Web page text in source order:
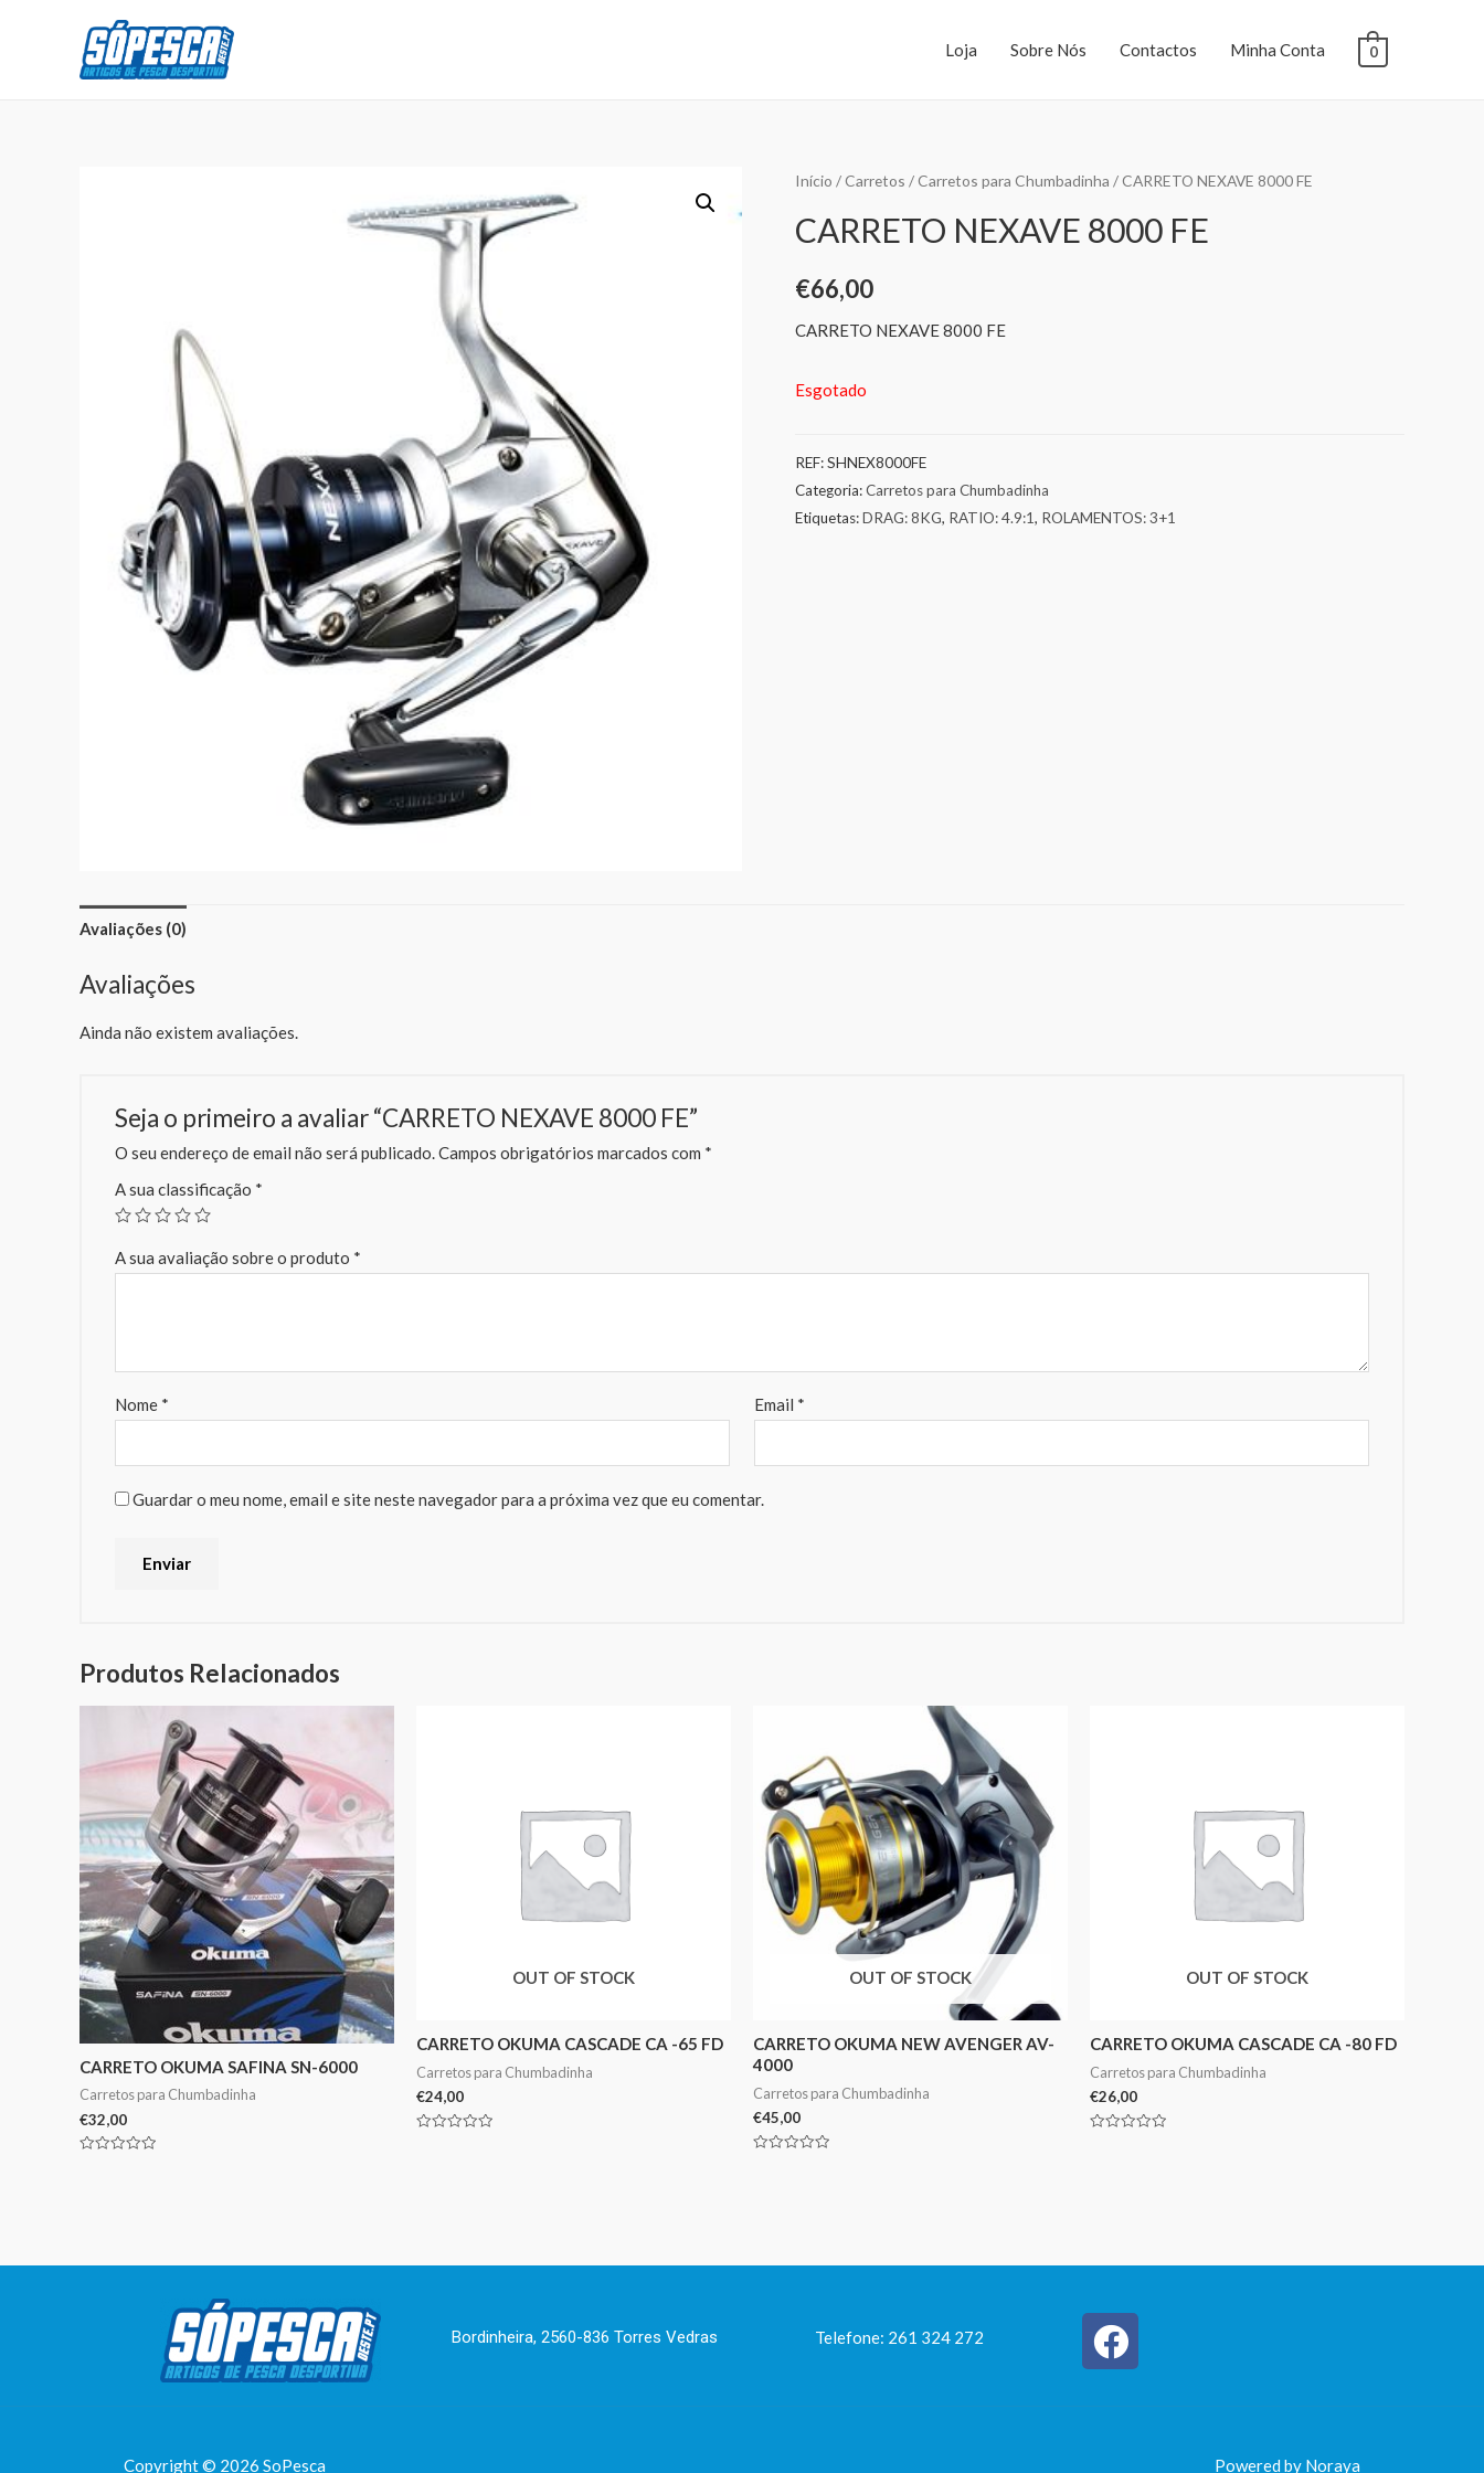
Loja Sobre Nós Contactos Minha Conta 0
Início /Carretos /Carretos para Chumbadinha / CARRETO NEXAVE 8000 FE
CARRETO NEXAVE 8000 FE
€66,00
CARRETO NEXAVE 8000 FE
Esgotado
REF:SHNEX8000FE
Categoria:Carretos para Chumbadinha
Etiquetas:DRAG: 8KG, RATIO: 4.9:1, ROLAMENTOS: 3+1
Avaliações (0)
Avaliações
Ainda não existem avaliações.
Seja o primeiro a avaliar “CARRETO NEXAVE 8000 FE”
O seu endereço de email não será publicado. Campos obrigatórios marcados com *
A sua classificação *
A sua avaliação sobre o produto *
Nome * Email *
Guardar o meu nome, email e site neste navegador para a próxima vez que eu comentar.
Produtos Relacionados
CARRETO OKUMA SAFINA SN-6000
Carretos para Chumbadinha
€32,00
OUT OF STOCK
CARRETO OKUMA CASCADE CA -65 FD
Carretos para Chumbadinha
€24,00
OUT OF STOCK
CARRETO OKUMA NEW AVENGER AV-
4000
Carretos para Chumbadinha
€45,00
OUT OF STOCK
CARRETO OKUMA CASCADE CA -80 FD
Carretos para Chumbadinha
€26,00
Bordinheira, 2560-836 Torres Vedras Telefone: 261 324 272
Copyright © 2026 SoPesca Powered by Noraya